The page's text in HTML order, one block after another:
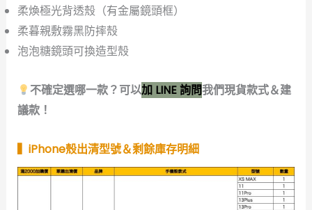
柔煥極光背透殼（有金屬鏡頭框）
柔暮親敷霧黑防摔殼
泡泡糖鏡頭可換造型殼
不確定選哪一款？可以加 LINE 詢問我們現貨款式＆建
議款！
▍iPhone殼出清型號＆剩餘庫存明細